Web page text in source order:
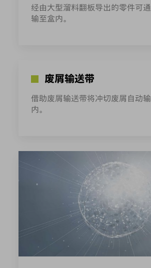
经由大型溜料翻板导出的零件可
输至盒内。
废屑输送带
借助废屑输送带将冲切废屑自动
内。